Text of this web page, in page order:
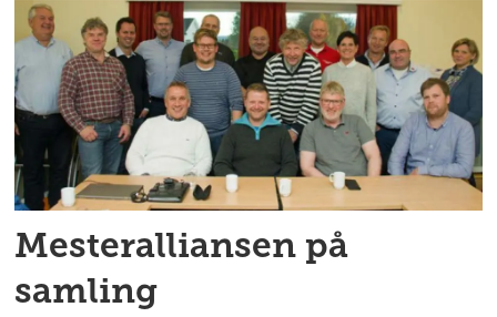
Mesteralliansen på
samling